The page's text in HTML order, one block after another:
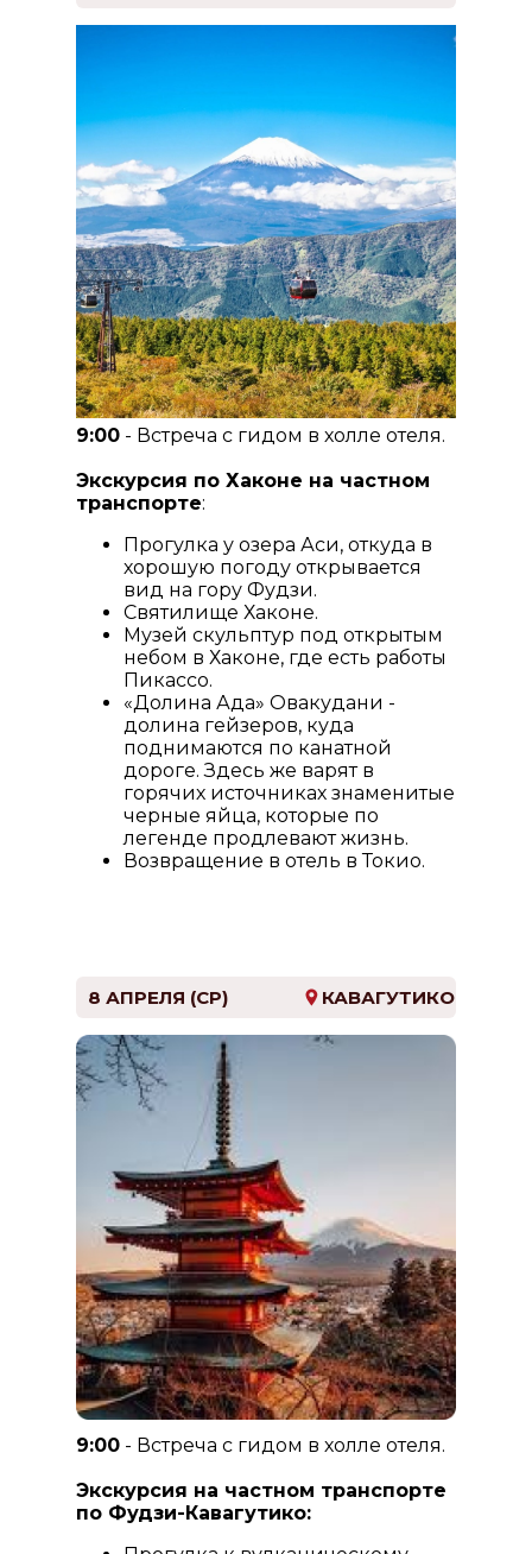
9:00 - Встреча с гидом в холле отеля.
Экскурсия по Хаконе на частном
транспорте:
Прогулка у озера Аси, откуда в
хорошую погоду открывается
вид на гору Фудзи.
Святилище Хаконе.
Музей скульптур под открытым
небом в Хаконе, где есть работы
Пикассо.
«Долина Ада» Овакудани -
долина гейзеров, куда
поднимаются по канатной
дороге. Здесь же варят в
горячих источниках знаменитые
черные яйца, которые по
легенде продлевают жизнь.
Возвращение в отель в Токио.
9:00 - Встреча с гидом в холле отеля.
Экскурсия на частном транспорте
по Фудзи-Кавагутико:
8 АПРЕЛЯ (СР) КАВАГУТИКО